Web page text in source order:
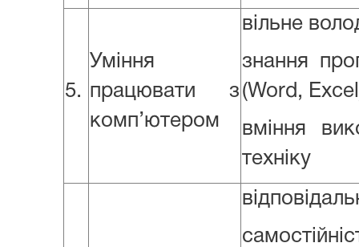
5.
Уміння
працювати з
комп’ютером
вільне
знання
(Word,
вміння
техніку